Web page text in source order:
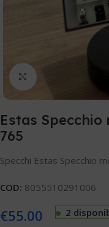
Clicca per
Estas
765
Specchi Estas Specchio
COD: 8055510291006
€55.00 2